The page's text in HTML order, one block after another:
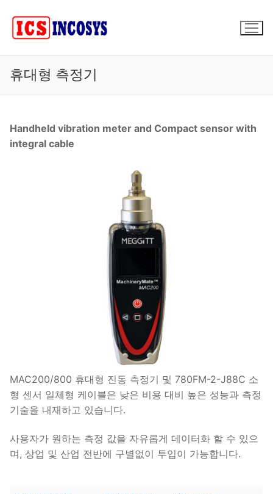
휴대형 측정기
Handheld vibration meter and Compact sensor with
integral cable
MAC200/800 휴대형 진동 측정기 및 780FM-2-J88C 소
형 센서 일체형 케이블은 낮은 비용 대비 높은 성능과 측정
기술을 내재하고 있습니다.
사용자가 원하는 측정 값을 자유롭게 데이터화 할 수 있으
며, 상업 및 산업 전반에 구별없이 투입이 가능합니다.